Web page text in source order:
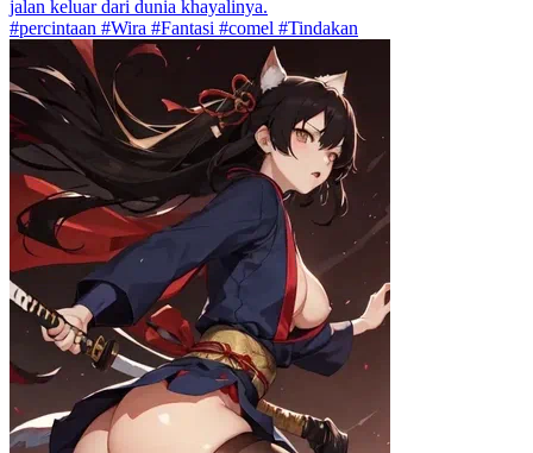
jalan keluar dari dunia khayalinya.
#percintaan #Wira #Fantasi #comel #Tindakan